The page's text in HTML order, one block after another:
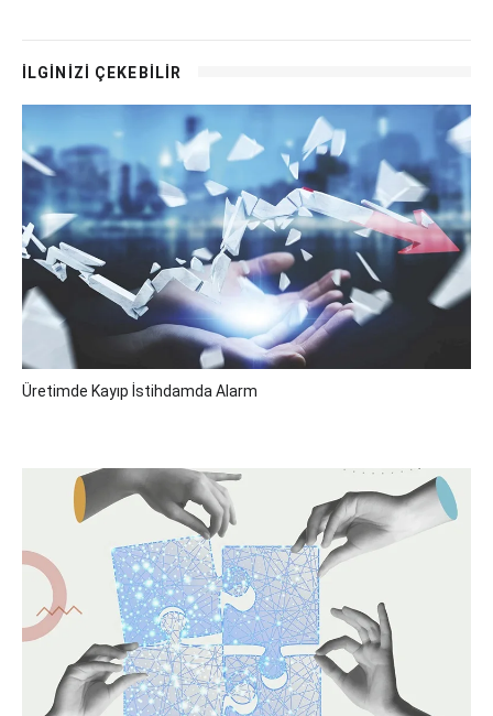
İLGİNİZİ ÇEKEBİLİR
Üretimde Kayıp İstihdamda Alarm